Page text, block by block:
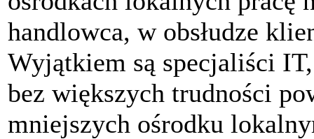
handlowca, w obsłudze
Wyjątkiem są specjaliści
bez większych trudności
mniejszych ośrodku